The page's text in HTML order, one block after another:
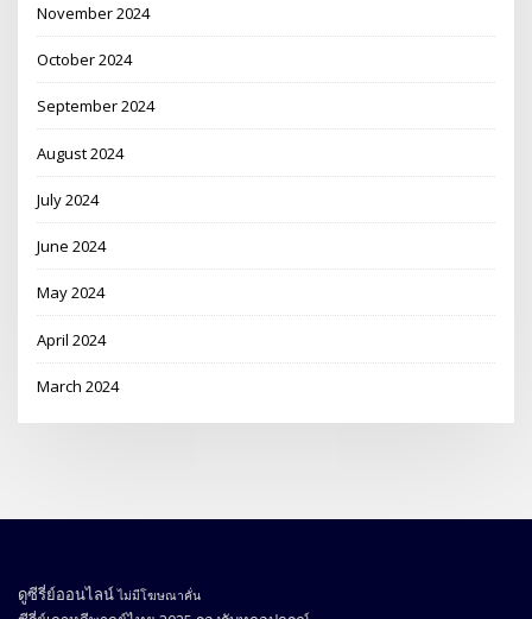
November 2024
October 2024
September 2024
August 2024
July 2024
June 2024
May 2024
April 2024
March 2024
ดูซีรี่ย์ออนไลน์ ไม่มีโฆษณาคั่น